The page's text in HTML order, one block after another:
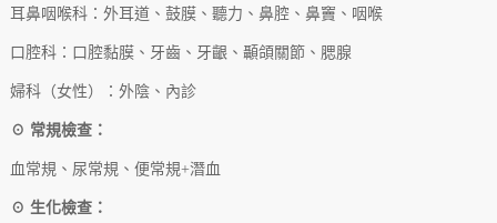
耳鼻咽喉科：外耳道、鼓膜、聽力、鼻腔、鼻竇、咽喉
口腔科：口腔黏膜、牙齒、牙齦、顳頜關節、腮腺
婦科（女性）：外陰、內診
☉ 常規檢查：
血常規、尿常規、便常規+潛血
☉ 生化檢查：